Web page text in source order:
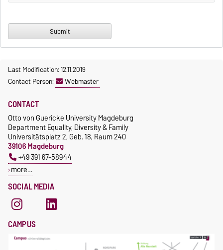
Last Modification: 12.11.2019
Contact Person:
Webmaster
SOCIAL MEDIA
CONTACT
Otto von Guericke University Magdeburg
Department Equality, Diversity & Family
Universitätsplatz 2, Geb. 18, Raum 240
39106 Magdeburg
+49 391 67-58944
more…
CAMPUS